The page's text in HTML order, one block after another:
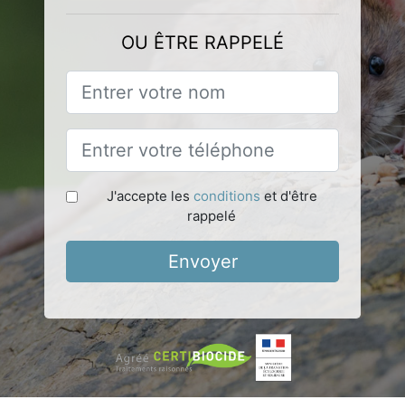
OU ÊTRE RAPPELÉ
J'accepte les conditions et d'être
rappelé
Envoyer